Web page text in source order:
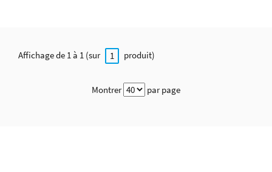
Affichage de 1 à 1 (sur 1 produit)
Montrer par page